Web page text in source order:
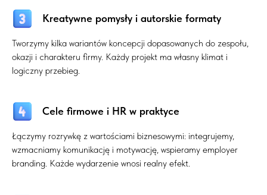
Kreatywne pomysły i autorskie formaty
Tworzymy kilka wariantów koncepcji dopasowanych do zespołu,
okazji i charakteru firmy. Każdy projekt ma własny klimat i
logiczny przebieg.
Cele firmowe i HR w praktyce
Łączymy rozrywkę z wartościami biznesowymi: integrujemy,
wzmacniamy komunikację i motywację, wspieramy employer
branding. Każde wydarzenie wnosi realny efekt.